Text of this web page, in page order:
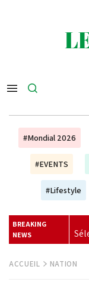
#Mondial 2026
#EVENTS
#Lifestyle
BREAKING
NEWS
: 4 films à ne pas
ACCUEIL NATION